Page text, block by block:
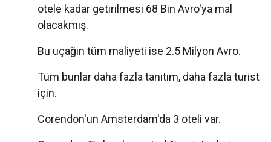
otele kadar getirilmesi 68 Bin Avro'ya mal
olacakmış.
Bu uçağın tüm maliyeti ise 2.5 Milyon Avro.
Tüm bunlar daha fazla tanıtım, daha fazla turist
için.
Corendon'un Amsterdam'da 3 oteli var.